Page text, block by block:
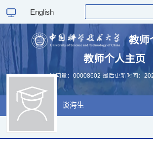
English
科学研究
教师
教师个人主页
访问量： 00008602 最后更新时间：
谈海生